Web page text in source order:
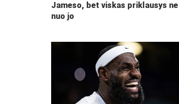
Jameso, bet viskas priklausys ne
nuo jo